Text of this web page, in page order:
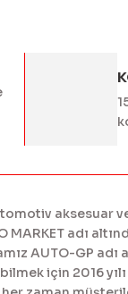
aksesuar
MARKET adı
AUTO-GP
için 2016